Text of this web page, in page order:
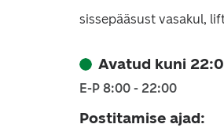
sissepääsust vasakul,
Avatud kuni
E-P 8:00 - 22:00
Postitamise ajad: